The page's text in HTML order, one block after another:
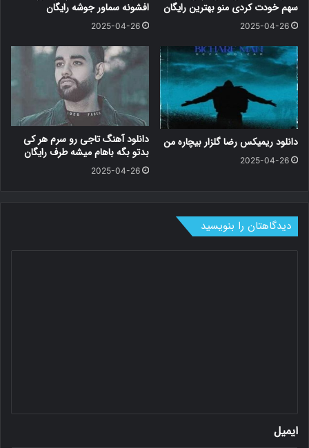
سهم خودت کردی منو بهترین رایگان
2025-04-26
افشونه سماور جوشه رایگان
2025-04-26
دانلود ریمیکس رضا گلزار بیچاره من
2025-04-26
دانلود آهنگ تاجی رو سرم هر کی
بدتو بگه باهام میشه طرف رایگان
2025-04-26
دیدگاهتان را بنویسید
ایمیل